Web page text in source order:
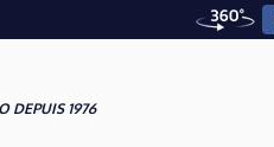
DEPUIS 1976